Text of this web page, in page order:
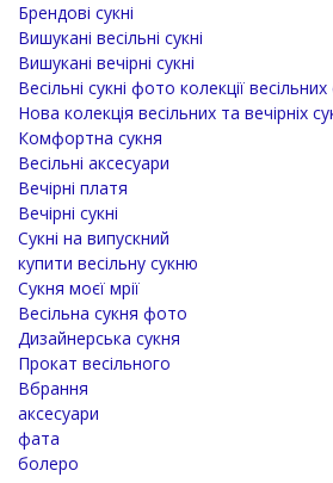
Брендові сукні
Вишукані весільні сукні
Вишукані вечірні сукні
Весільні сукні фото колекції
Нова колекція весільних та вечірніх
Комфортна сукня
Весільні аксесуари
Вечірні платя
Вечірні сукні
Сукні на випускний
купити весільну сукню
Сукня моєї мрії
Весільна сукня фото
Дизайнерська сукня
Прокат весільного
Вбрання
аксесуари
фата
болеро